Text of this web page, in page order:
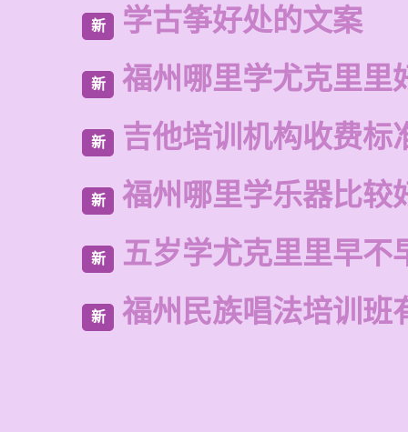
新 学古筝好处的文案
新 福州哪里学尤克里里
新 吉他培训机构收费标
新 福州哪里学乐器比较
新 五岁学尤克里里早不
新 福州民族唱法培训班